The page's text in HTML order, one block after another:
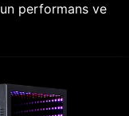
performans ve